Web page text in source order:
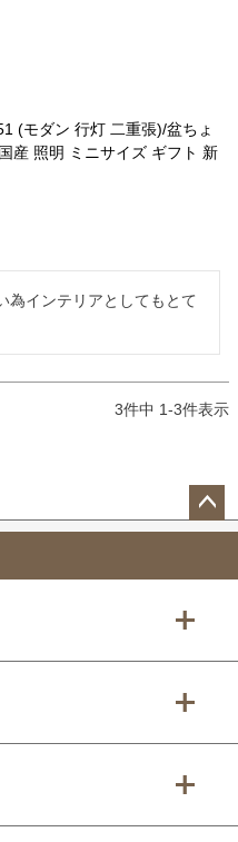
(モダン 行灯 二重張)/盆ちょ
産 照明 ミニサイズ ギフト 新
為インテリアとしてもとて
3件中 1-3件表示
ペー
ップ